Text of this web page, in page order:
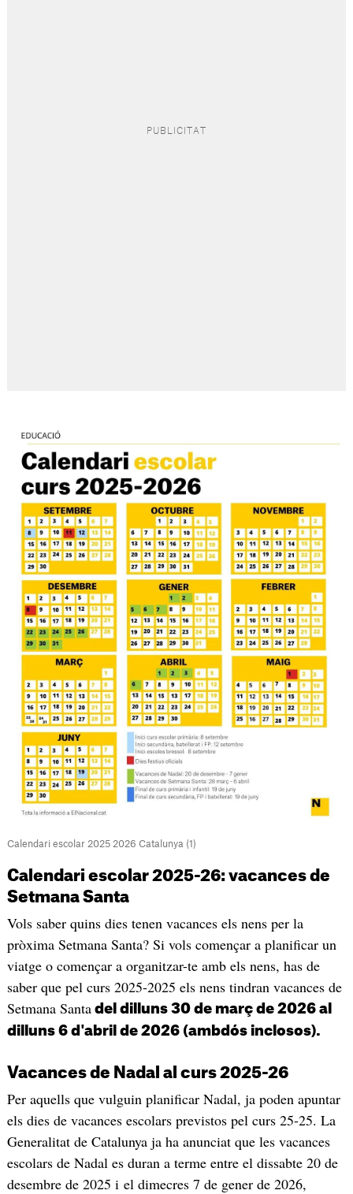
Calendari escolar 2025 2026 Catalunya (1)
Calendari escolar 2025-26: vacances de
Setmana Santa
Vols saber quins dies tenen vacances els nens per la
pròxima Setmana Santa? Si vols començar a planificar un
viatge o començar a organitzar-te amb els nens, has de
saber que pel curs 2025-2025 els nens tindran vacances de
Setmana Santadel dilluns 30 de març de 2026 al
dilluns 6 d'abril de 2026 (ambdós inclosos).
Vacances de Nadal al curs 2025-26
Per aquells que vulguin planificar Nadal, ja poden apuntar
els dies de vacances escolars previstos pel curs 25-25. La
Generalitat de Catalunya ja ha anunciat que les vacances
escolars de Nadal es duran a terme entre el dissabte 20 de
desembre de 2025 i el dimecres 7 de gener de 2026,